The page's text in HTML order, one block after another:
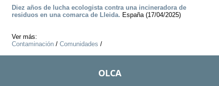
Diez años de lucha ecologista contra una incineradora de
residuos en una comarca de Lleida. España (17/04/2025)
Ver más:
Contaminación / Comunidades /
OLCA